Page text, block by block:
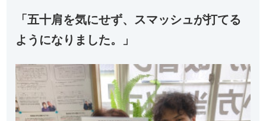
「五十肩を気にせず、スマッシュが打てる
ようになりました。」